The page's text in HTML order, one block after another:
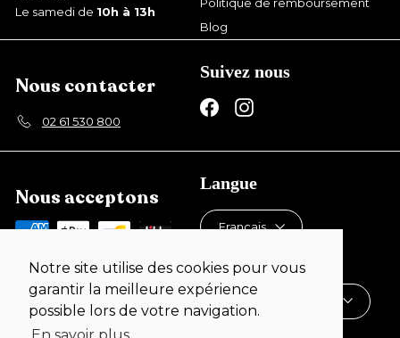
Notre site utilise des cookies pour vous
garantir la meilleure expérience
possible lors de votre navigation.
Le samedi de 10h à 13h
Blog
Nous contacter
02 61 530 800
Suivez nous
FacebookInstagram
Nous acceptons
Langue
Français
Devise